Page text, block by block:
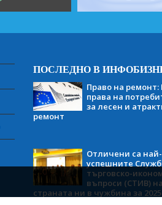
ПОСЛЕДНО В
Право на ремонт:
права на
за лесен и
ремонт
Отличени са най-
успешните
търговско-
въпроси (СТИВ) на
страната ни в чужбина за 2025